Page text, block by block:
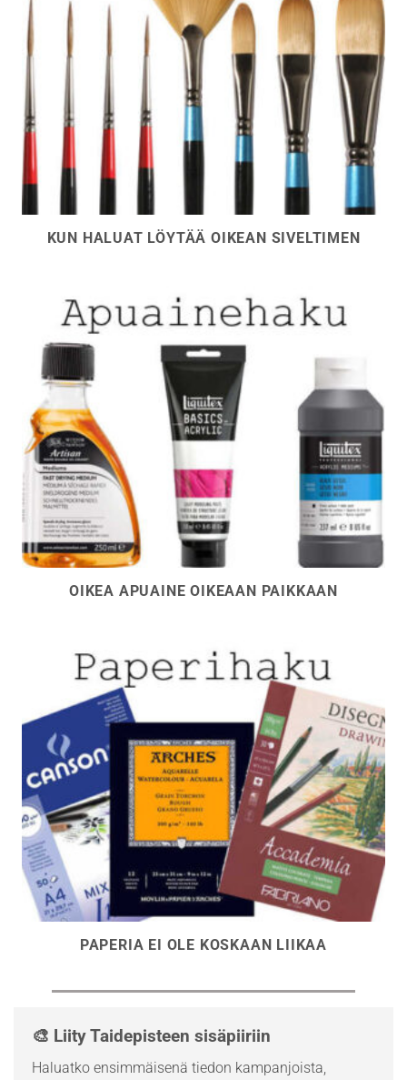
KUN HALUAT LÖYTÄÄ OIKEAN SIVELTIMEN
OIKEA APUAINE OIKEAAN PAIKKAAN
PAPERIA EI OLE KOSKAAN LIIKAA
🎨 Liity Taidepisteen sisäpiiriin
Haluatko ensimmäisenä tiedon kampanjoista,